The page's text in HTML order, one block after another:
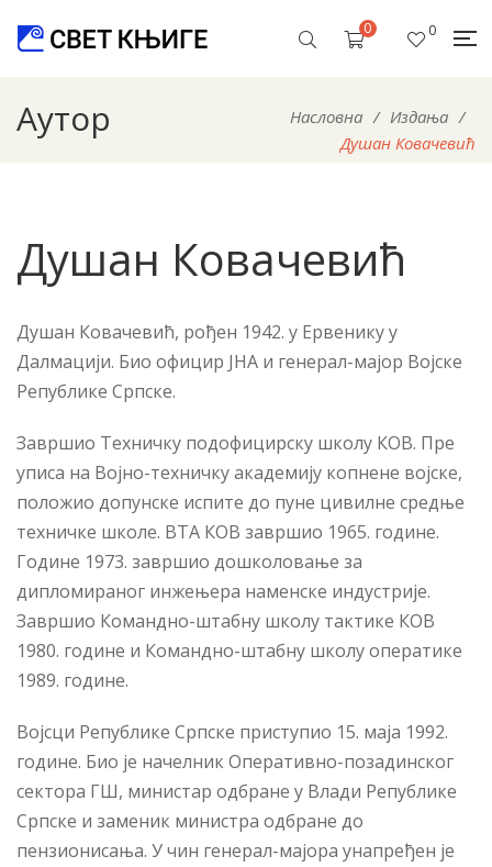
0 0
Аутор Насловна / Издања /
Душан Ковачевић
Душан Ковачевић
Душан Ковачевић, рођен 1942. у Ервенику у
Далмацији. Био официр ЈНА и генерал-мајор Војске
Републике Српске.
Завршио Техничку подофицирску школу КОВ. Пре
уписа на Војно-техничку академију копнене војске,
положио допунске испите до пуне цивилне средње
техничке школе. ВТА КОВ завршио 1965. године.
Године 1973. завршио дошколовање за
дипломираног инжењера наменске индустрије.
Завршио Командно-штабну школу тактике КОВ
1980. године и Командно-штабну школу оператике
1989. године.
Војсци Републике Српске приступио 15. маја 1992.
године. Био је начелник Оперативно-позадинског
сектора ГШ, министар одбране у Влади Републике
Српске и заменик министра одбране до
пензионисања. У чин генерал-мајора унапређен је